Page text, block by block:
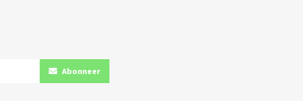
Abonneer